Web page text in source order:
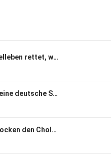
Stimmt's, dass es Vogelleben rettet, wenn man die Fenster nicht putzt?
Stimmt's, dass Lüften eine deutsche Spezialität ist?
Stimmt's, dass Haferflocken den Cholesterinspiegel senken?